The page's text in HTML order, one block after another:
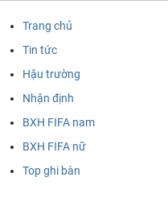
Trang chủ
Tin tức
Hậu trường
Nhận định
BXH FIFA nam
BXH FIFA nữ
Top ghi bàn